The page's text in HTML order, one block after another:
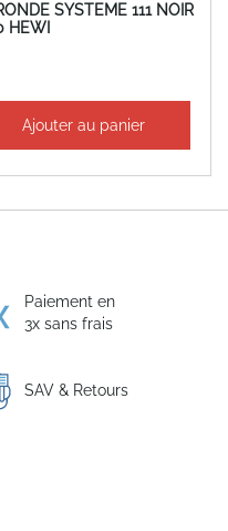
SYSTEME 111 NOIR
HEWI
Ajouter au panier
Paiement en
3x sans frais
SAV & Retours